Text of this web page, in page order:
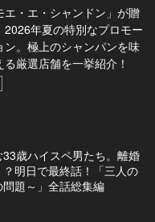
エ・エ・シャンドン」が贈
2026年夏の特別なプロモー
ン。極上のシャンパンを味
る厳選店舗を一挙紹介！
歳ハイスペ男たち。離婚
明日で最終話！「三人の
題～」全話総集編